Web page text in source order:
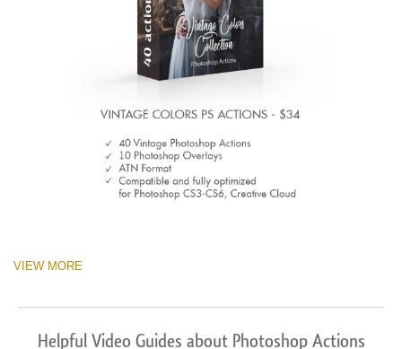
VIEW MORE
Helpful Video Guides about Photoshop Actions